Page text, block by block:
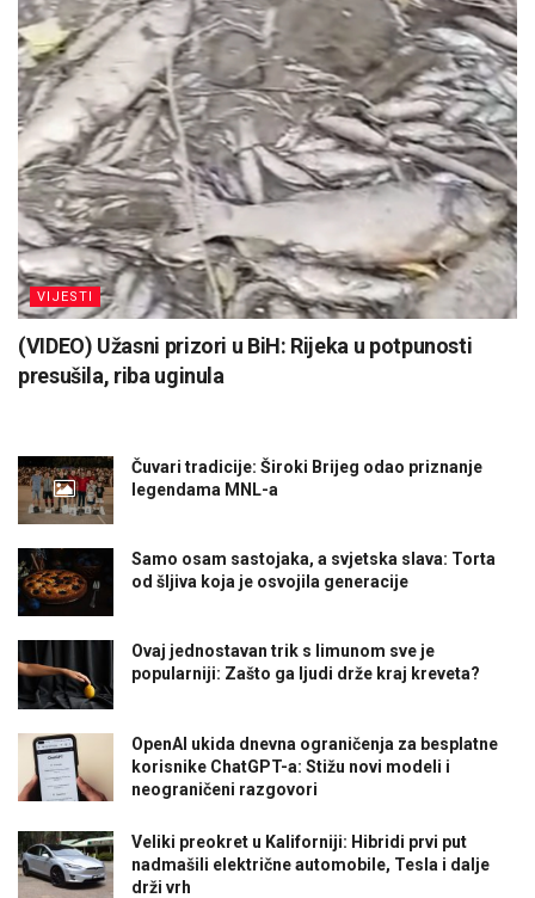
VIJESTI
(VIDEO) Užasni prizori u BiH: Rijeka u potpunosti
presušila, riba uginula
Čuvari tradicije: Široki Brijeg odao priznanje
legendama MNL-a
Samo osam sastojaka, a svjetska slava: Torta
od šljiva koja je osvojila generacije
Ovaj jednostavan trik s limunom sve je
popularniji: Zašto ga ljudi drže kraj kreveta?
OpenAI ukida dnevna ograničenja za besplatne
korisnike ChatGPT-a: Stižu novi modeli i
neograničeni razgovori
Veliki preokret u Kaliforniji: Hibridi prvi put
nadmašili električne automobile, Tesla i dalje
drži vrh